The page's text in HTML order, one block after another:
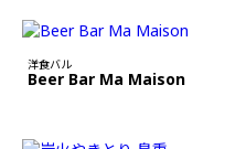
洋食バル
Beer Bar Ma Maison